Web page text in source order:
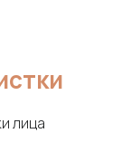
лица